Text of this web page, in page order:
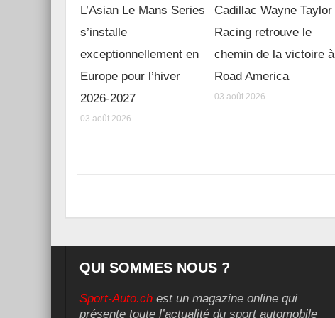
L’Asian Le Mans Series
s’installe
exceptionnellement en
Europe pour l’hiver
2026-2027
03 août 2026
Cadillac Wayne Taylor
Racing retrouve le
chemin de la victoire à
Road America
03 août 2026
QUI SOMMES NOUS ?
Sport-Auto.ch est un magazine online qui
présente toute l’actualité du sport automobile